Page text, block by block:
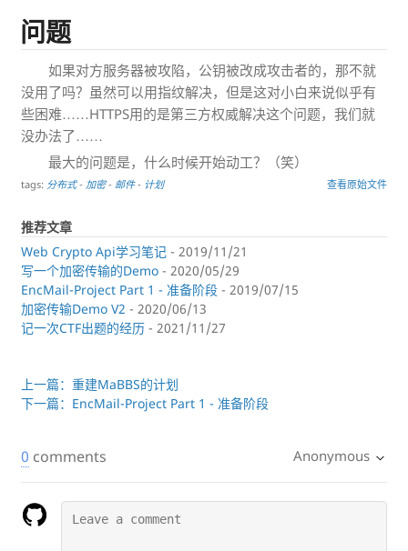
问题
如果对方服务器被攻陷，公钥被改成攻击者的，那不就
没用了吗？虽然可以用指纹解决，但是这对小白来说似乎有
些困难……HTTPS用的是第三方权威解决这个问题，我们就
没办法了……
最大的问题是，什么时候开始动工？（笑）
tags: 分布式- 加密- 邮件- 计划 查看原始文件
推荐文章
Web Crypto Api学习笔记 - 2019/11/21
写一个加密传输的Demo - 2020/05/29
EncMail-Project Part 1 - 准备阶段 - 2019/07/15
加密传输Demo V2 - 2020/06/13
记一次CTF出题的经历 - 2021/11/27
上一篇：重建MaBBS的计划
下一篇：EncMail-Project Part 1 - 准备阶段
0 comments Anonymous